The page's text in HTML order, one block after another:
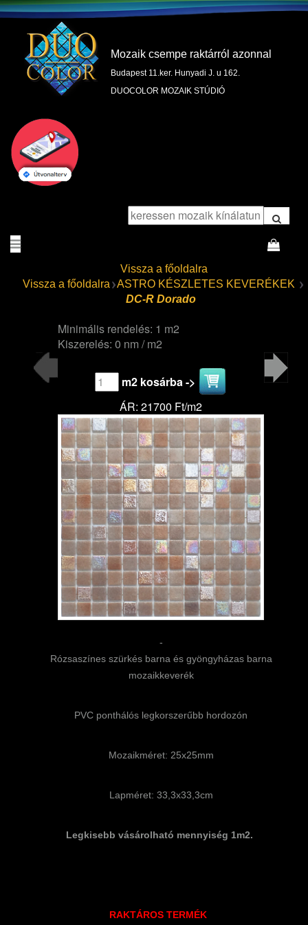
Mozaik csempe raktárról azonnal
Budapest 11.ker. Hunyadi J. u 162.
DUOCOLOR MOZAIK STÚDIÓ
Vissza a főoldalra
Vissza a főoldalra
ASTRO KÉSZLETES KEVERÉKEK
DC-R Dorado
Minimális rendelés: 1 m2
Kiszerelés: 0 nm / m2
m2 kosárba ->
ÁR: 21700 Ft/m2
-
Rózsaszínes szürkés barna és gyöngyházas barna
mozaikkeverék
PVC ponthálós legkorszerűbb hordozón
Mozaikméret: 25x25mm
Lapméret: 33,3x33,3cm
Legkisebb vásárolható mennyiség 1m2.
RAKTÁROS TERMÉK